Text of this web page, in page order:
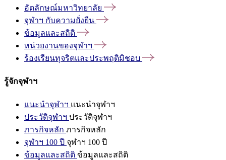
อัตลักษณ์มหาวิทยาลัย
จุฬาฯ กับความยั่งยืน
ข้อมูลและสถิติ
หน่วยงานของจุฬาฯ
ร้องเรียนทุจริตและประพฤติมิชอบ
รู้จักจุฬาฯ
แนะนำจุฬาฯ แนะนำจุฬาฯ
ประวัติจุฬาฯ ประวัติจุฬาฯ
ภารกิจหลัก ภารกิจหลัก
จุฬาฯ 100 ปี จุฬาฯ 100 ปี
ข้อมูลและสถิติ ข้อมูลและสถิติ